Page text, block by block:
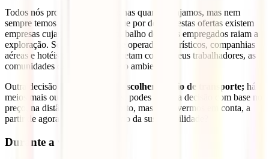
Todos nós procuramos pechinchas quando viajamos, mas nem
sempre temos consciência de que por detrás destas ofertas existem
empresas cujas condições de trabalho dos seus empregados raiam a
exploração. Se puderes, escolhe operadores turísticos, companhias
aéreas e hotéis que se comprometam com os seus trabalhadores, as
comunidades de acolhimento e o ambiente.
Outra decisão antes de viajar é
escolher o meio de transporte; há
meios mais ou menos poluentes, podes tomar a decisão com base no
preço, na distância ou no conforto, mas e se tivermos em conta, a
partir de agora, também o critério da sustentabilidade?
Durante a viagem: